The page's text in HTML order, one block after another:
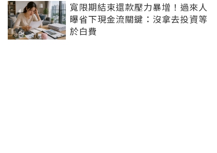
寬限期結束還款壓力暴增！過來人
曝省下現金流關鍵：沒拿去投資等
於白費